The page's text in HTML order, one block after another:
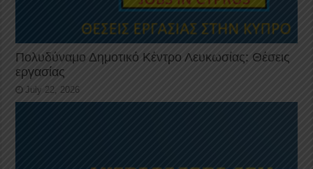
Πολυδύναμο Δημοτικό Κέντρο Λευκωσίας: Θέσεις
εργασίας
July 22, 2026